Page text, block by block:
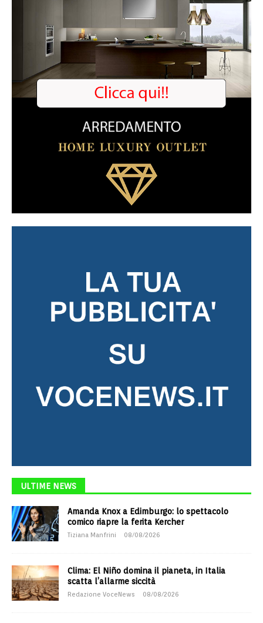
ULTIME NEWS
Amanda Knox a Edimburgo: lo spettacolo
comico riapre la ferita Kercher
Tiziana Manfrini 08/08/2026
Clima: El Niño domina il pianeta, in Italia
scatta l’allarme siccità
Redazione VoceNews 08/08/2026